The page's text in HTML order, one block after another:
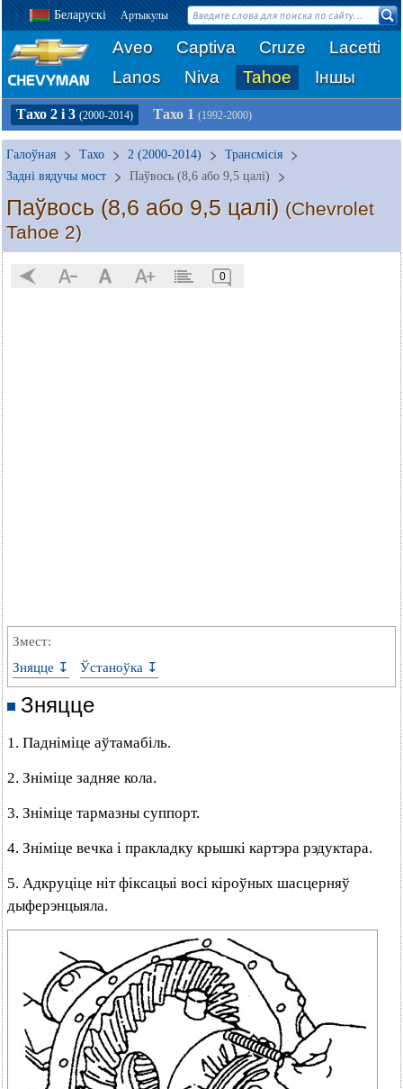
Беларускі Артыкулы
Aveo Captiva Cruze
Lacetti
Lanos
Niva Tahoe Іншы
Тахо 2 і 3 (2000-2014) Тахо 1 (1992-2000)
Галоўная Тахо 2 (2000-2014)
Трансмісія
Задні вядучы мост
Паўвось (8,6 або 9,5 цалі)
Паўвось (8,6 або 9,5 цалі) (Chevrolet
Tahoe 2)
0
Змест:
Зняцце ↧
Ўстаноўка ↧
Зняцце
1. Падніміце аўтамабіль.
2. Зніміце задняе кола.
3. Зніміце тармазны суппорт.
4. Зніміце вечка і пракладку крышкі картэра рэдуктара.
5. Адкруціце ніт фіксацыі восі кіроўных шасцерняў
дыферэнцыяла.